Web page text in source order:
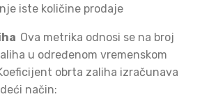
iste količine prodaje
Ova metrika odnosi se na broj
u određenom vremenskom
obrta zaliha izračunava
sljedeći način: